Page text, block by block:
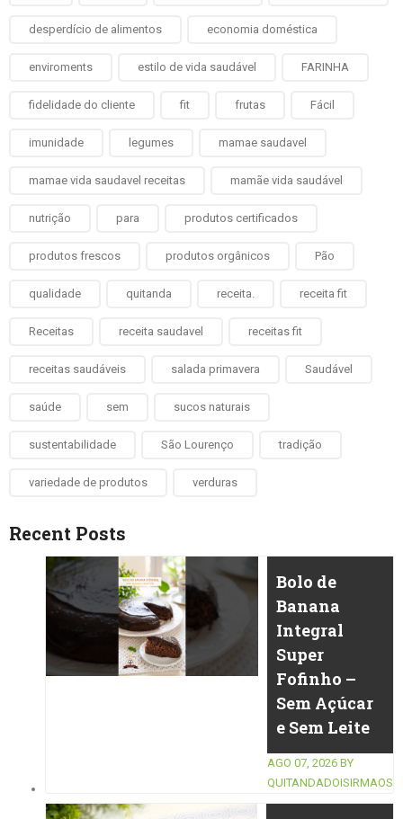
desperdício de alimentos economia doméstica
enviroments estilo de vida saudável FARINHA
fidelidade do cliente fit frutas Fácil
imunidade legumes mamae saudavel
mamae vida saudavel receitas mamãe vida saudável
nutrição para produtos certificados
produtos frescos produtos orgânicos Pão
qualidade quitanda receita. receita fit
Receitas receita saudavel receitas fit
receitas saudáveis salada primavera Saudável
saúde sem sucos naturais
sustentabilidade São Lourenço tradição
variedade de produtos verduras
Recent Posts
Bolo de
Banana
Integral
Super
Fofinho –
Sem Açúcar
e Sem Leite
AGO 07, 2026 BY
QUITANDADOISIRMAOS